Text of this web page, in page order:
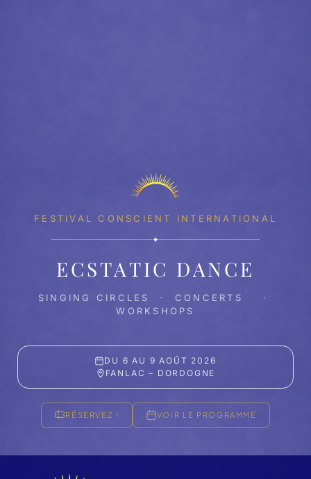
FESTIVAL CONSCIENT INTERNATIONAL
✦
ECSTATIC DANCE
SINGING CIRCLES · CONCERTS ·
WORKSHOPS
DU 6 AU 9 AOÛT 2026
FANLAC – DORDOGNE
RÉSERVEZ ! VOIR LE PROGRAMME